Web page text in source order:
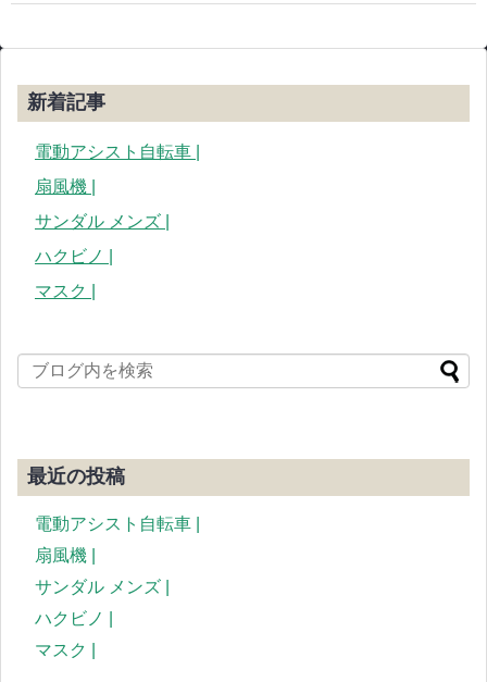
新着記事
電動アシスト自転車 |
扇風機 |
サンダル メンズ |
ハクビノ |
マスク |
最近の投稿
電動アシスト自転車 |
扇風機 |
サンダル メンズ |
ハクビノ |
マスク |